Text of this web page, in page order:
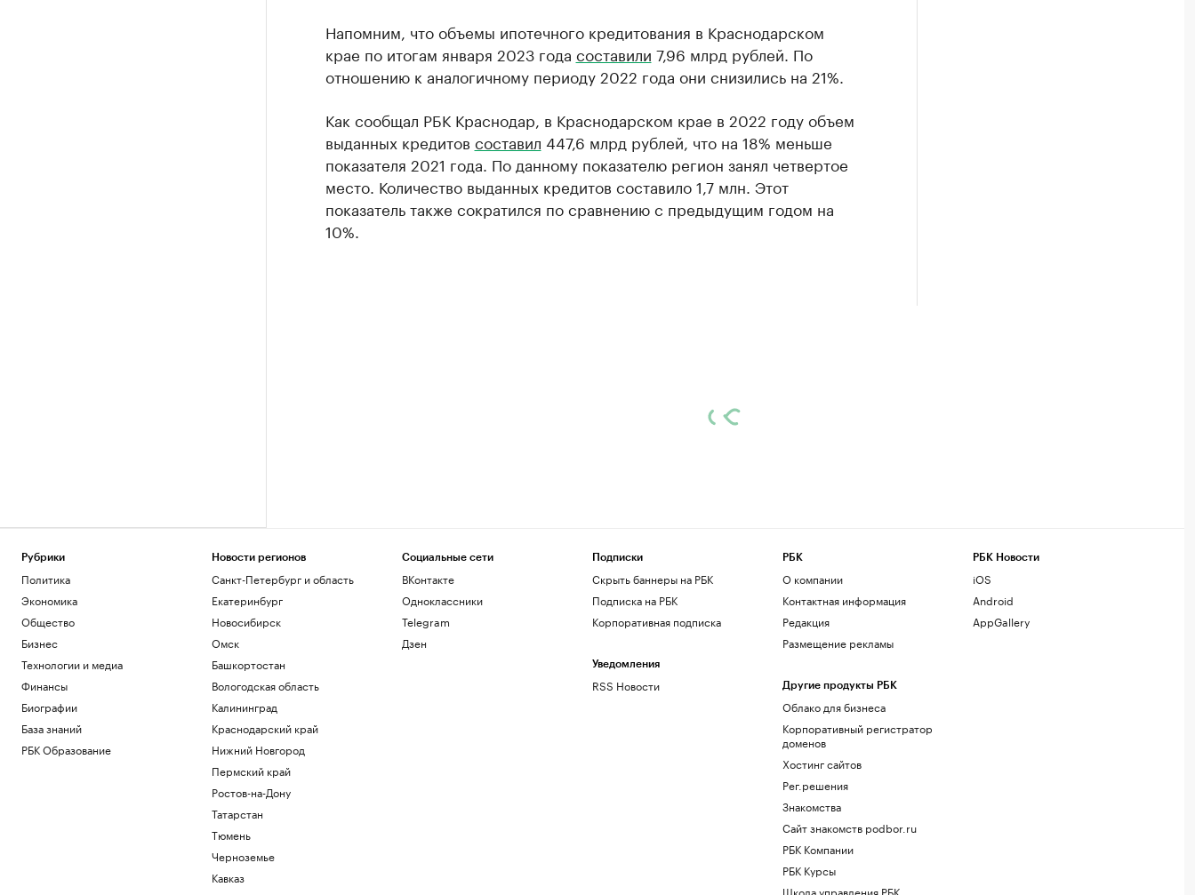
Напомним, что объемы ипотечного кредитования в Краснодарском
крае по итогам января 2023 года составили 7,96 млрд рублей. По
отношению к аналогичному периоду 2022 года они снизились на 21%.
Как сообщал РБК Краснодар, в Краснодарском крае в 2022 году объем
выданных кредитов составил 447,6 млрд рублей, что на 18% меньше
показателя 2021 года. По данному показателю регион занял четвертое
место. Количество выданных кредитов составило 1,7 млн. Этот
показатель также сократился по сравнению с предыдущим годом на
10%.
Рубрики
Политика
Экономика
Общество
Бизнес
Технологии и медиа
Финансы
Биографии
База знаний
РБК Образование
Новости регионов
Санкт-Петербург и область
Екатеринбург
Новосибирск
Омск
Башкортостан
Вологодская область
Калининград
Краснодарский край
Нижний Новгород
Пермский край
Ростов-на-Дону
Татарстан
Тюмень
Черноземье
Кавказ
Социальные сети
ВКонтакте
Одноклассники
Telegram
Дзен
Подписки
Скрыть баннеры на РБК
Подписка на РБК
Корпоративная подписка
Уведомления
RSS Новости
РБК
О компании
Контактная информация
Редакция
Размещение рекламы
Другие продукты РБК
Облако для бизнеса
Корпоративный регистратор
доменов
Хостинг сайтов
Рег.решения
Знакомства
Сайт знакомств podbor.ru
РБК Компании
РБК Курсы
Школа управления РБК
РБК Новости
iOS
Android
AppGallery